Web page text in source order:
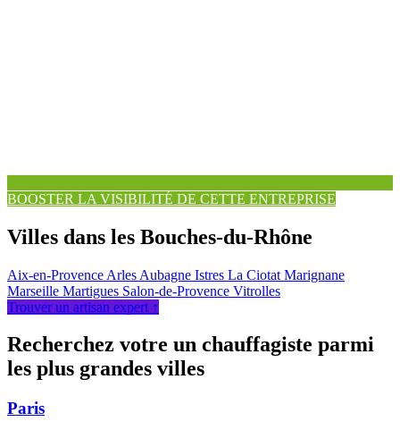
BOOSTER LA VISIBILITÉ DE CETTE ENTREPRISE
Villes dans les Bouches-du-Rhône
Aix-en-Provence Arles Aubagne Istres La Ciotat Marignane
Marseille Martigues Salon-de-Provence Vitrolles
Trouver un artisan expert ↑
Recherchez votre un chauffagiste parmi
les plus grandes villes
Paris